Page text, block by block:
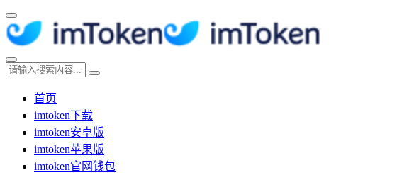
首页
imtoken下载
imtoken安卓版
imtoken苹果版
imtoken官网钱包